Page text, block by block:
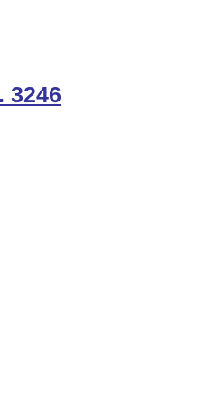
3246